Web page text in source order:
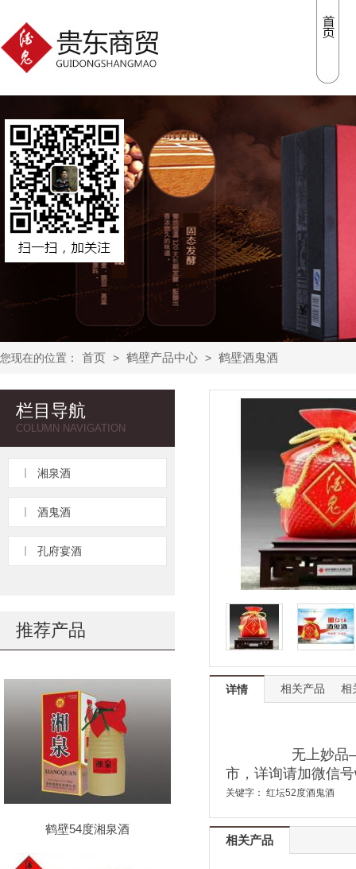
您现在的位置： 首页 > 鹤壁产品中心 > 鹤壁酒鬼酒
栏目导航
COLUMN NAVIGATION
湘泉酒
酒鬼酒
孔府宴酒
推荐产品
鹤壁54度湘泉酒
详情 相关产品 相
无上妙品
市，详询请加微信
关键字： 红坛52度酒鬼酒
相关产品